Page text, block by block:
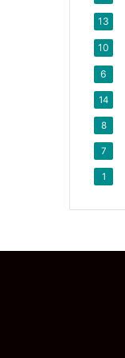
13
10
6
14
8
7
1